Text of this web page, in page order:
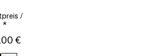
/
*
€